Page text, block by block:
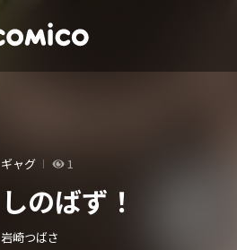
ギャグ 1
しのばず！
岩崎つばさ